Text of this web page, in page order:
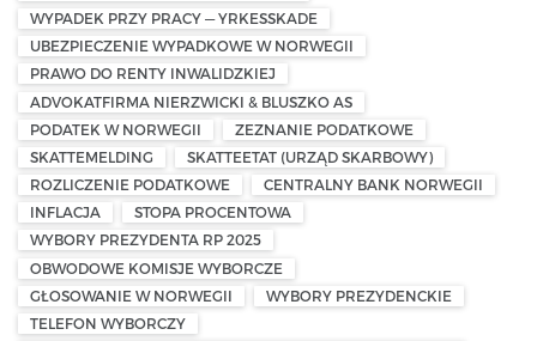
WYPADEK PRZY PRACY — YRKESSKADE
UBEZPIECZENIE WYPADKOWE W NORWEGII
PRAWO DO RENTY INWALIDZKIEJ
ADVOKATFIRMA NIERZWICKI & BLUSZKO AS
PODATEK W NORWEGII
ZEZNANIE PODATKOWE
SKATTEMELDING
SKATTEETAT (URZĄD SKARBOWY)
ROZLICZENIE PODATKOWE
CENTRALNY BANK NORWEGII
INFLACJA
STOPA PROCENTOWA
WYBORY PREZYDENTA RP 2025
OBWODOWE KOMISJE WYBORCZE
GŁOSOWANIE W NORWEGII
WYBORY PREZYDENCKIE
TELEFON WYBORCZY